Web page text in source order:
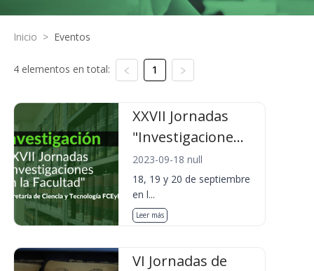
Inicio > Eventos
4 elementos en total: 1
XXVII Jornadas
"Investigacione...
2023-09-18 null
18, 19 y 20 de septiembre
en l...
Leer más
VI Jornadas de